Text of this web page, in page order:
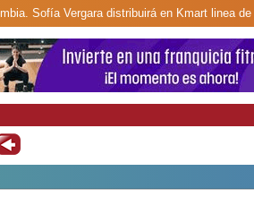
Sofía Vergara distribuirá en Kmart linea